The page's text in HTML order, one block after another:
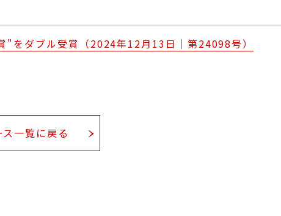
ブル受賞（2024年12月13日｜第24098号）
一覧に戻る